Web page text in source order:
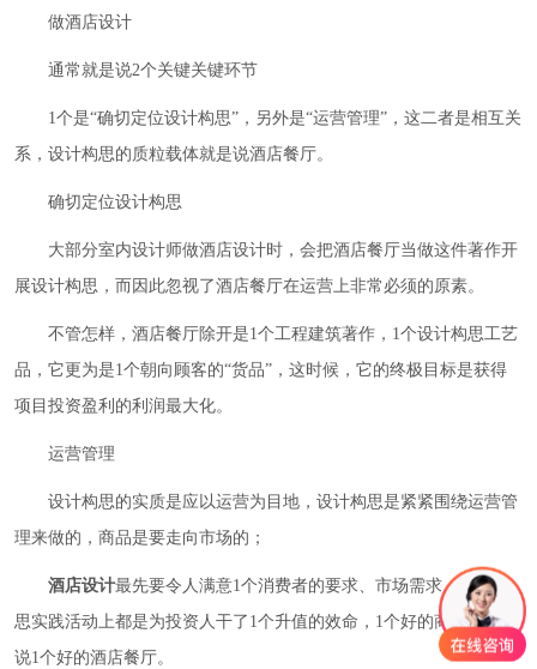
做酒店设计
通常就是说2个关键关键环节
1个是“确切定位设计构思”，另外是“运营管理”，这二者是相互关
系，设计构思的质粒载体就是说酒店餐厅。
确切定位设计构思
大部分室内设计师做酒店设计时，会把酒店餐厅当做这件著作开
展设计构思，而因此忽视了酒店餐厅在运营上非常必须的原素。
不管怎样，酒店餐厅除开是1个工程建筑著作，1个设计构思工艺
品，它更为是1个朝向顾客的“货品”，这时候，它的终极目标是获得
项目投资盈利的利润最大化。
运营管理
设计构思的实质是应以运营为目地，设计构思是紧紧围绕运营管
理来做的，商品是要走向市场的；
酒店设计最先要令人满意1个消费者的要求、市场需求。设计构
思实践活动上都是为投资人干了1个升值的效命，1个好的商品也就是
说1个好的酒店餐厅。